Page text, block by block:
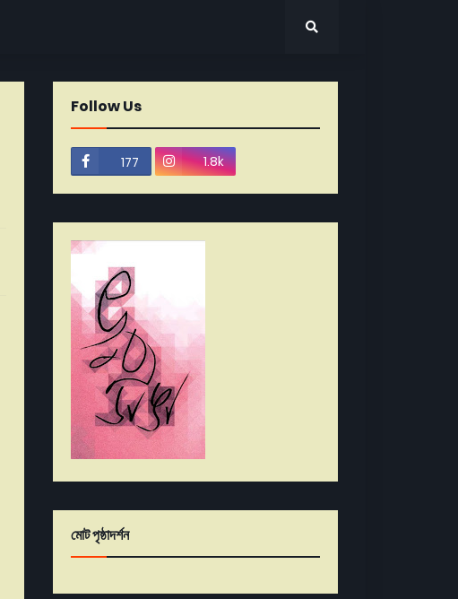
Follow Us
177 1.8k
মোট পৃষ্ঠাদর্শন